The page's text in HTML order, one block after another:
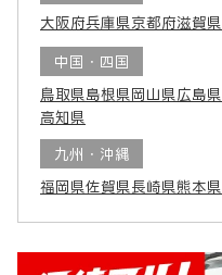
大阪府兵庫県京都府滋賀県
中国・四国
鳥取県島根県 岡山県広島県
高知県
九州・沖縄
福岡県佐賀県長崎県熊本県